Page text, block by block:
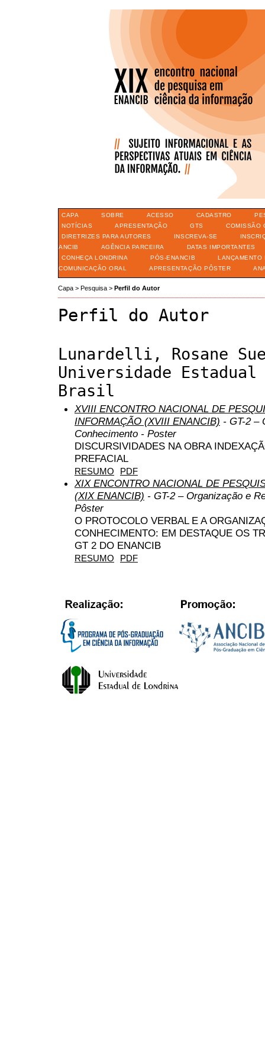
CAPA SOBRE ACESSO CADASTRO
NOTÍCIAS
APRESENTAÇÃO GTS
COMISSÃO
DIRETRIZES PARA AUTORES
INSCREVA-SE
ANCIB
AGÊNCIA PARCEIRA
DATAS IMPORTANTES
CONHEÇA LONDRINA
PÓS-ENANCIB
LANÇAMENTO
COMUNICAÇÃO ORAL
APRESENTAÇÃO PÔSTER
Capa > Pesquisa > Perfil do Autor
Perfil do Autor
Lunardelli, Rosane
Universidade
Brasil
XVIII ENCONTRO NACIONAL DE
INFORMAÇÃO (XVIII ENANCIB) - GT-2 –
Conhecimento - Poster
DISCURSIVIDADES NA OBRA
PREFACIAL
RESUMO PDF
XIX ENCONTRO NACIONAL DE
(XIX ENANCIB) - GT-2 – Organização e
Pôster
O PROTOCOLO VERBAL E A
CONHECIMENTO: EM DESTAQUE OS
GT 2 DO ENANCIB
RESUMO PDF